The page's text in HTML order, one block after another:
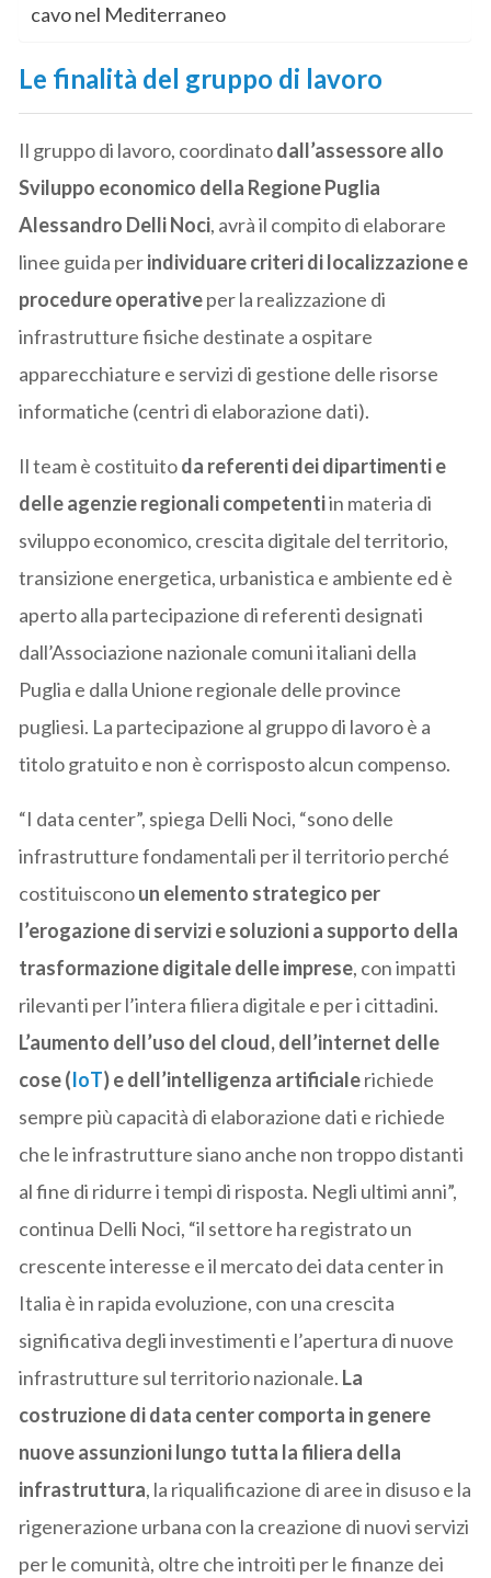
cavo nel Mediterraneo
Le finalità del gruppo di lavoro
Il gruppo di lavoro, coordinatodall’assessore allo
Sviluppo economico della Regione Puglia
Alessandro Delli Noci, avrà il compito di elaborare
linee guida perindividuare criteri di localizzazione e
procedure operativeper la realizzazione di
infrastrutture fisiche destinate a ospitare
apparecchiature e servizi di gestione delle risorse
informatiche (centri di elaborazione dati).
Il team è costituitoda referenti dei dipartimenti e
delle agenzie regionali competentiin materia di
sviluppo economico, crescita digitale del territorio,
transizione energetica, urbanistica e ambiente ed è
aperto alla partecipazione di referenti designati
dall’Associazione nazionale comuni italiani della
Puglia e dalla Unione regionale delle province
pugliesi. La partecipazione al gruppo di lavoro è a
titolo gratuito e non è corrisposto alcun compenso.
“I data center”, spiega Delli Noci, “sono delle
infrastrutture fondamentali per il territorio perché
costituisconoun elemento strategico per
l’erogazione di servizi e soluzioni a supporto della
trasformazione digitale delle imprese, con impatti
rilevanti per l’intera filiera digitale e per i cittadini.
L’aumento dell’uso del cloud, dell’internet delle
cose (IoT) e dell’intelligenza artificialerichiede
sempre più capacità di elaborazione dati e richiede
che le infrastrutture siano anche non troppo distanti
al fine di ridurre i tempi di risposta. Negli ultimi anni”,
continua Delli Noci, “il settore ha registrato un
crescente interesse e il mercato dei data center in
Italia è in rapida evoluzione, con una crescita
significativa degli investimenti e l’apertura di nuove
infrastrutture sul territorio nazionale. La
costruzione di data center comporta in genere
nuove assunzioni lungo tutta la filiera della
infrastruttura, la riqualificazione di aree in disuso e la
rigenerazione urbana con la creazione di nuovi servizi
per le comunità, oltre che introiti per le finanze dei